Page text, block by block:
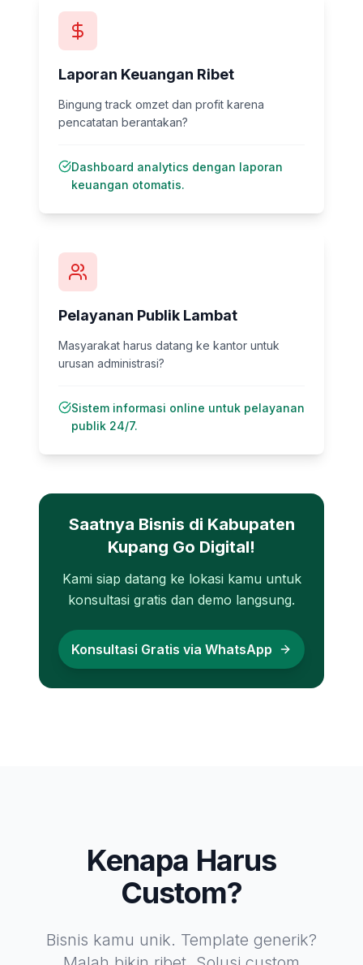
Laporan Keuangan Ribet
Bingung track omzet dan profit karena
pencatatan berantakan?
Dashboard analytics dengan laporan
keuangan otomatis.
Pelayanan Publik Lambat
Masyarakat harus datang ke kantor untuk
urusan administrasi?
Sistem informasi online untuk pelayanan
publik 24/7.
Saatnya Bisnis di Kabupaten
Kupang Go Digital!
Kami siap datang ke lokasi kamu untuk
konsultasi gratis dan demo langsung.
Konsultasi Gratis via WhatsApp
Kenapa Harus
Custom?
Bisnis kamu unik. Template generik?